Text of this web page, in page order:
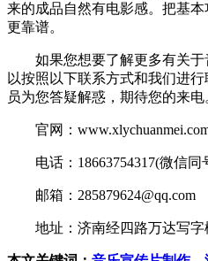
来的成品自然有电影感。把基
更靠谱。
如果您想要了解更多有关于
以按照以下联系方式和我们进
员为您答疑解惑，期待您的来电
官网：
电话：18663754317(微信同
邮箱：285879624@qq.com
地址：济南经四路万达写字